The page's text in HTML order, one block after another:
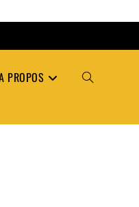
PROPOS TOGGLE